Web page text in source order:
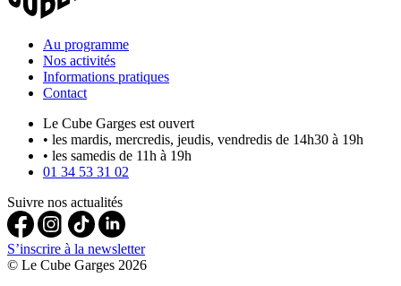
Au programme
Nos activités
Informations pratiques
Contact
Le Cube Garges est ouvert
• les mardis, mercredis, jeudis, vendredis de 14h30 à 19h
• les samedis de 11h à 19h
01 34 53 31 02
Suivre nos actualités
S’inscrire à la newsletter
© Le Cube Garges 2026